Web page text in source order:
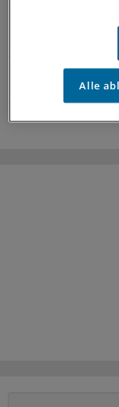
auf dem Land
26.06.2026
Alle